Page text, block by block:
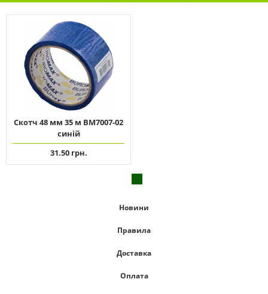
Скотч 48 мм 35 м ВМ7007-02
синій
31.50 грн.
Новини
Правила
Доставка
Оплата